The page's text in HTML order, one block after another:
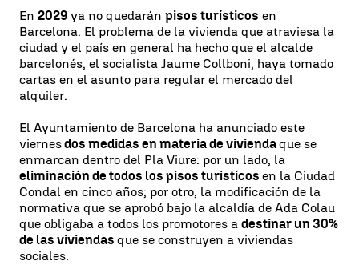
En 2029 ya no quedarán pisos turísticos en
Barcelona. El problema de la vivienda que atraviesa la
ciudad y el país en general ha hecho que el alcalde
barcelonés, el socialista Jaume Collboni, haya tomado
cartas en el asunto para regular el mercado del
alquiler.
El Ayuntamiento de Barcelona ha anunciado este
viernesdos medidas en materia de viviendaque se
enmarcan dentro del Pla Viure: por un lado, la
eliminación de todos los pisos turísticos en la Ciudad
Condal en cinco años; por otro, la modificación de la
normativa que se aprobó bajo la alcaldía de Ada Colau
que obligaba a todos los promotores a destinar un 30%
de las viviendas que se construyen a viviendas
sociales.